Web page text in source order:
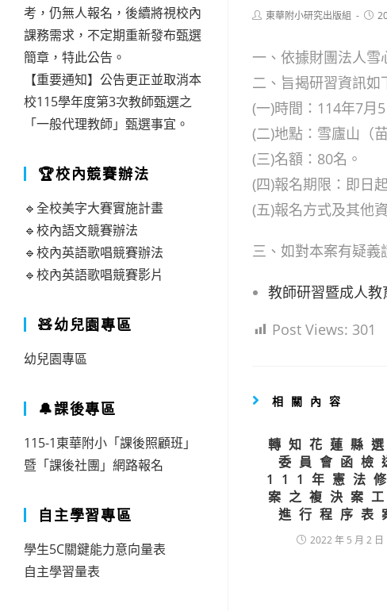
Post東華附小研究出版組
Post
一、依據財團法人雪
二、旨揭研習資訊如
(一)時間：114年7月
(二)地點：雪廬山（
(三)名額：80名。
(四)報名期限：即日
(五)報名方式及其他
三、如對本案有疑義
教師研習暨成人
Post Views: 301
相關內容
轉知花蓮縣
委員會函檢
111年憲法
案之複決案
進行程序表
2022 年 5 月 2 日
考，仍無人報名，後續將視校內
課務需求，不定期重新發布甄選
簡章，特此公告。
【重要通知】公告更正並取消本
校115學年度第3次教師甄選之
「一般代理教師」甄選事宜。
🏆校內競賽辦法
🔹全校美字大賽實施計畫
🔹校內語文競賽辦法
🔹校內英語歌唱競賽辦法
🔹校內英語歌唱競賽影片
🧸幼兒園專區
幼兒園專區
🔔課後專區
115-1東華附小「課後照顧班」
暨「課後社團」網路報名
自主學習專區
學生5C關鍵能力意向量表
自主學習量表